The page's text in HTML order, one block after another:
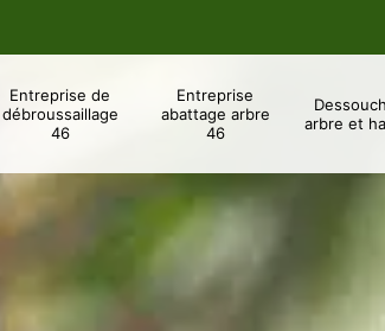
Entreprise de
débroussaillage
46
Entreprise
abattage arbre
46
arbre et